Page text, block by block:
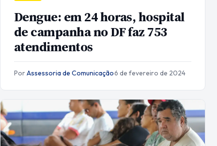
Dengue: em 24 horas, hospital
de campanha no DF faz 753
atendimentos
PorAssessoria de Comunicação·6 de fevereiro de 2024